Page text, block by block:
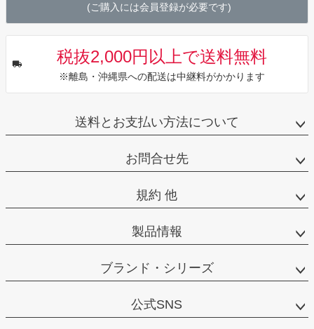
(ご購入には会員登録が必要です)
税抜2,000円以上で送料無料
※離島・沖縄県への配送は中継料がかかります
送料とお支払い方法について
お問合せ先
規約 他
製品情報
ブランド・シリーズ
公式SNS